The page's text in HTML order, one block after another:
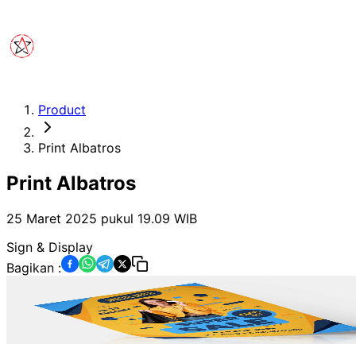
Product
Print Albatros
Print Albatros
25 Maret 2025 pukul 19.09 WIB
Sign & Display
Bagikan :